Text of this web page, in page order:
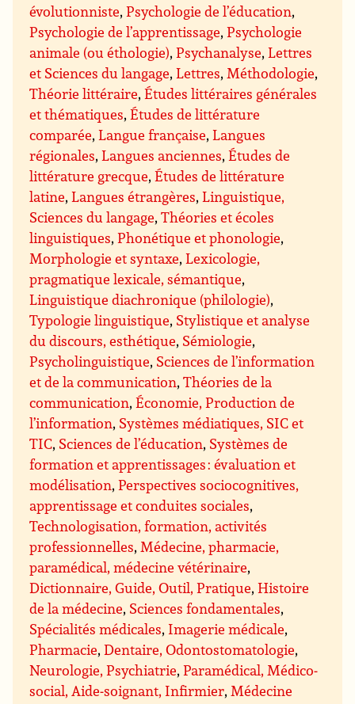
évolutionniste,Psychologie de l’éducation,
Psychologie de l’apprentissage,Psychologie
animale (ou éthologie),Psychanalyse,Lettres
et Sciences du langage,Lettres, Méthodologie,
Théorie littéraire,Études littéraires générales
et thématiques,Études de littérature
comparée,Langue française,Langues
régionales,Langues anciennes,Études de
littérature grecque,Études de littérature
latine,Langues étrangères,Linguistique,
Sciences du langage,Théories et écoles
linguistiques,Phonétique et phonologie,
Morphologie et syntaxe,Lexicologie,
pragmatique lexicale, sémantique,
Linguistique diachronique (philologie),
Typologie linguistique, Stylistique et analyse
du discours, esthétique, Sémiologie,
Psycholinguistique, Sciences de l’information
et de la communication,Théories de la
communication,Économie, Production de
l’information, Systèmes médiatiques, SIC et
TIC, Sciences de l’éducation, Systèmes de
formation et apprentissages : évaluation et
modélisation,Perspectives sociocognitives,
apprentissage et conduites sociales,
Technologisation, formation, activités
professionnelles, Médecine, pharmacie,
paramédical, médecine vétérinaire,
Dictionnaire, Guide, Outil, Pratique,Histoire
de la médecine, Sciences fondamentales,
Spécialités médicales, Imagerie médicale,
Pharmacie,Dentaire, Odontostomatologie,
Neurologie, Psychiatrie,Paramédical, Médico-
social, Aide-soignant, Infirmier, Médecine